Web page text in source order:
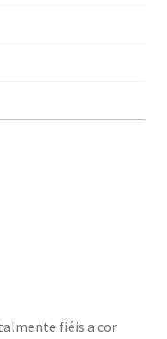
fiéis a cor